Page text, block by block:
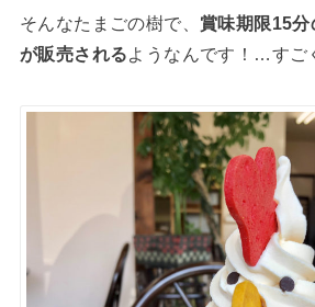
そんなたまごの樹で、 賞味期限15
が販売されるようなんです！…すご